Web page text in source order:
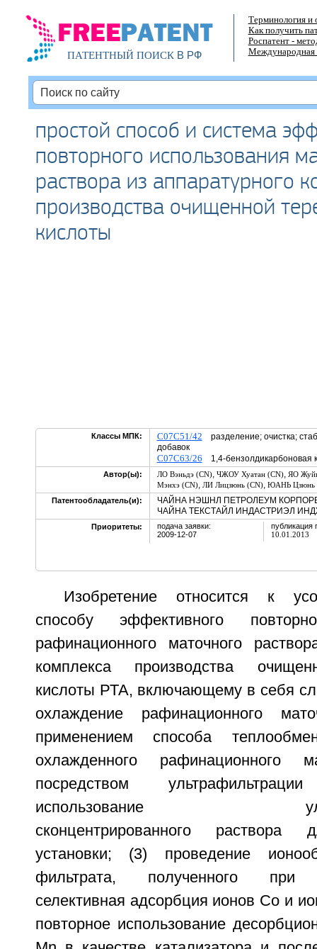
ПАТЕНТНЫЙ ПОИСКВ РФ
Терминология и
Как получить
Роспатент -
Международная
простой способ и система
повторного использования
раствора из аппаратурного
производства очищенной
кислоты
Классы МПК: C07C51/42 разделение; очистка;
добавок
C07C63/26 1,4-бензолдикарбоновая
Автор(ы): ЛО Вэньдэ (CN), ЧЖОУ Хуатан (CN), ЯО
Мэнхэ (CN), ЛИ Лицзюнь (CN), ЮАНЬ Цзюнь
Патентообладатель(и):
ЧАЙНА НЭШНЛ ПЕТРОЛЕУМ
ЧАЙНА ТЕКСТАЙЛ ИНДАСТРИЭЛ
Приоритеты:
подача заявки:
2009-12-07
публикация
10.01.2013
Изобретение относится к
способу эффективного
рафинационного маточного
комплекса производства
кислоты РТА, включающему в себя
охлаждение рафинационного
применением способа
охлажденного рафинационного
посредством
использование
сконцентрированного раствора
установки; (3) проведение
фильтрата, полученного при
селективная адсорбция ионов Со и
повторное использование